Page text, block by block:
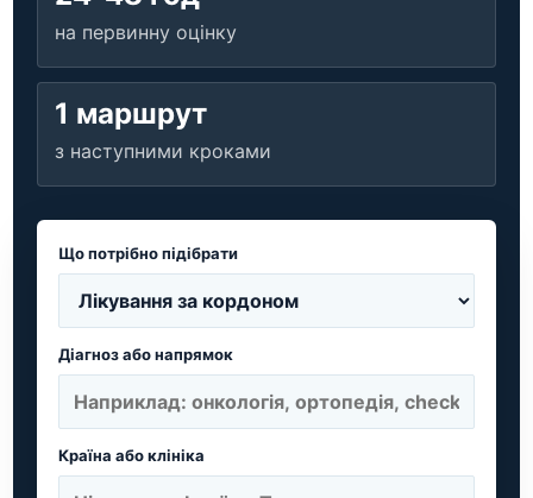
на первинну оцінку
1 маршрут
з наступними кроками
Що потрібно підібрати
Діагноз або напрямок
Країна або клініка